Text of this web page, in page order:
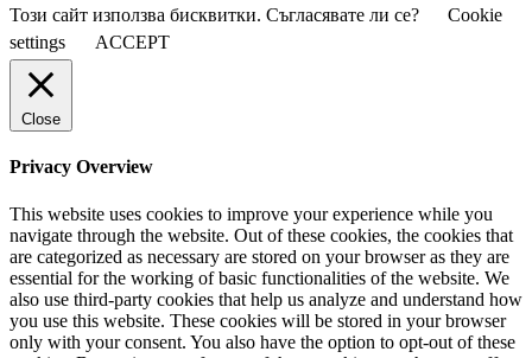
Този сайт използва бисквитки. Съгласявате ли се?
Cookie
settings
ACCEPT
Close
Privacy Overview
This website uses cookies to improve your experience while you
navigate through the website. Out of these cookies, the cookies that
are categorized as necessary are stored on your browser as they are
essential for the working of basic functionalities of the website. We
also use third-party cookies that help us analyze and understand how
you use this website. These cookies will be stored in your browser
only with your consent. You also have the option to opt-out of these